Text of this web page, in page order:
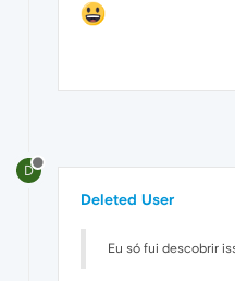
D
Deleted User
Eu só fui descobrir